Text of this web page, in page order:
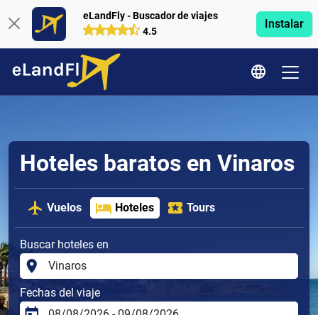
eLandFly - Buscador de viajes
4.5
Instalar
Hoteles baratos en Vinaros
Vuelos Hoteles Tours
Buscar hoteles en
Fechas del viaje